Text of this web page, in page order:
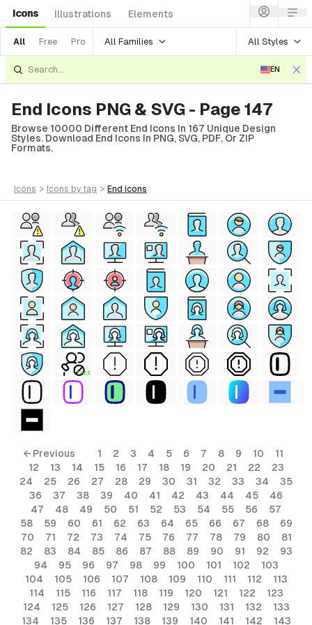
Icons Illustrations Elements
All Free Pro All Families All Styles
EN
End Icons PNG & SVG - Page 147
Browse 10000 Different End Icons In 167 Unique Design
Styles. Download End Icons In PNG, SVG, PDF, Or ZIP
Formats.
icons > icons by tag > end icons
FREE
← Previous 1 2 3 4 5 6 7 8 9 10
11
12
13 14 15 16 17 18 19 20 21 22
23
24
25 26 27 28 29 30 31 32 33 34
35
36
37 38 39 40 41 42 43 44 45
46
47
48 49 50 51 52 53 54 55 56
57
58
59 60 61 62 63 64 65 66 67 68
69
70
71 72 73 74 75 76 77 78 79 80
81
82
83 84 85 86 87 88 89 90 91 92
93
94
95 96 97 98 99 100 101 102
103
104
105 106 107 108 109 110 111 112
113
114
115 116 117 118 119 120 121 122
123
124
125 126 127 128 129 130 131 132
133
134
135 136 137 138 139 140 141 142 143